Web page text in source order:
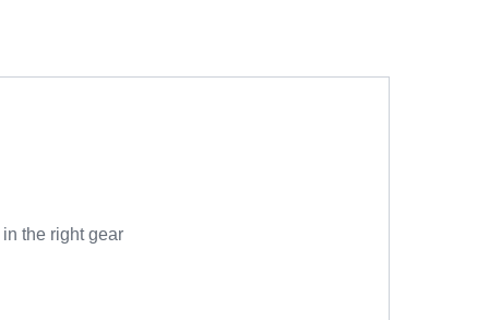
the right gear